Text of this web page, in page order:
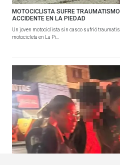
MOTOCICLISTA SUFRE
ACCIDENTE EN LA PIEDAD
Un joven motociclista sin casco sufrió
motocicleta en La Pi...